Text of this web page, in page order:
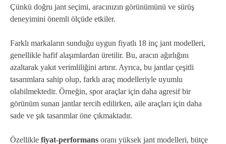
Çünkü doğru jant seçimi, aracınızın görünümünü ve sürüş
deneyimini önemli ölçüde etkiler.
Farklı markaların sunduğu uygun fiyatlı 18 inç jant modelleri,
genellikle hafif alaşımlardan üretilir. Bu, aracın ağırlığını
azaltarak yakıt verimliliğini artırır. Ayrıca, bu jantlar çeşitli
tasarımlara sahip olup, farklı araç modelleriyle uyumlu
olabilmektedir. Örneğin, spor araçlar için daha agresif bir
görünüm sunan jantlar tercih edilirken, aile araçları için daha
sade ve şık tasarımlar öne çıkmaktadır.
Özellikle fiyat-performans oranı yüksek jant modelleri, bütçe